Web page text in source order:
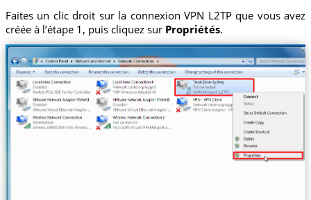
Faites un clic droit sur la connexion VPN L2TP que vous avez
créée à l’étape 1, puis cliquez sur Propriétés.